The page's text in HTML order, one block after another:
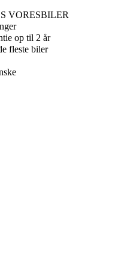
VORESBILER
op til 2 år
fleste biler